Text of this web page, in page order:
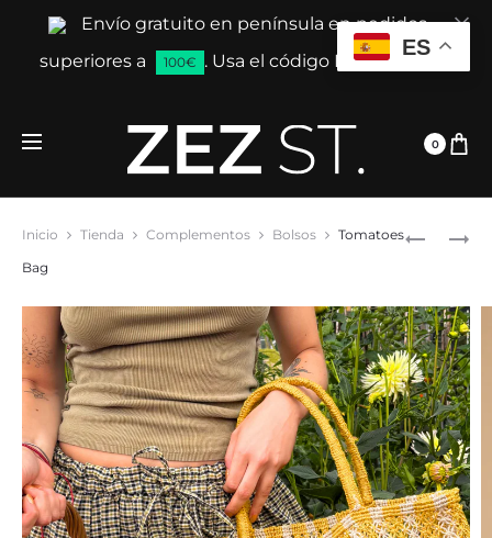
Envío gratuito en península en pedidos
superiores a
100€ . Usa el código ENVIAGRATIS
0
AMORE
CARMEN
Inicio Tienda Complementos Bolsos
Tomatoes
Bag
ES